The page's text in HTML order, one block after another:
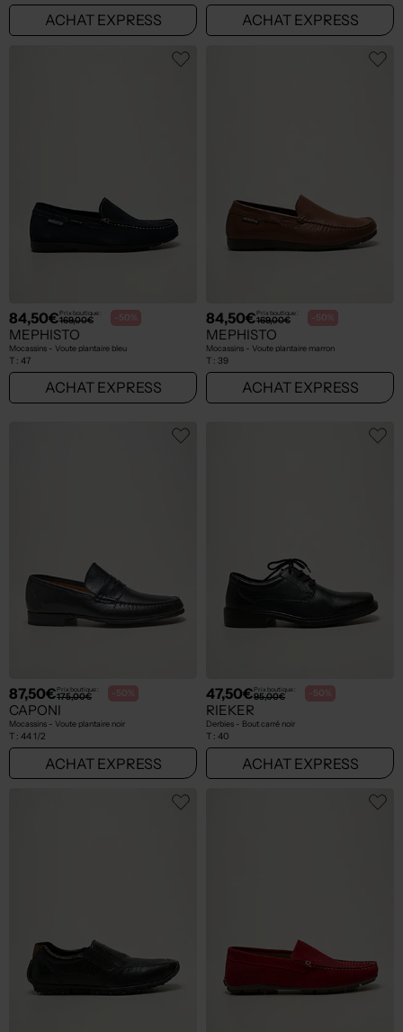
ACHAT EXPRESS ACHAT EXPRESS
84,50€Prix boutique :
169,00€ -50%
MEPHISTO
Mocassins - Voute plantaire bleu
T : 47
ACHAT EXPRESS
84,50€Prix boutique :
169,00€ -50%
MEPHISTO
Mocassins - Voute plantaire marron
T : 39
ACHAT EXPRESS
87,50€Prix boutique :
175,00€ -50%
CAPONI
Mocassins - Voute plantaire noir
T : 44 1/2
ACHAT EXPRESS
47,50€Prix boutique :
95,00€ -50%
RIEKER
Derbies - Bout carré noir
T : 40
ACHAT EXPRESS